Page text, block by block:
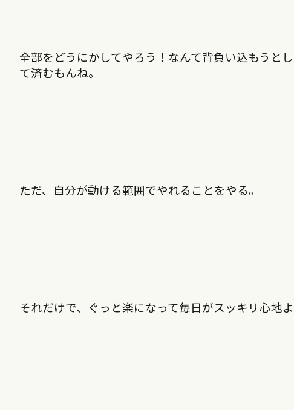
全部をどうにかしてやろう！なんて背負い込もうと
て済むもんね。
ただ、自分が動ける範囲でやれることをやる。
それだけで、ぐっと楽になって毎日がスッキリ心地